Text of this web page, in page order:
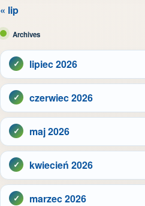
« lip
Archives
lipiec 2026
czerwiec 2026
maj 2026
kwiecień 2026
marzec 2026